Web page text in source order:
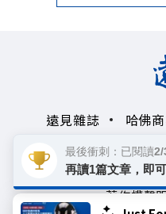
遠見雜誌 哈佛
未來親子學習平台
著作權聲
最後衝刺：已閱讀
再讀1篇文章，即